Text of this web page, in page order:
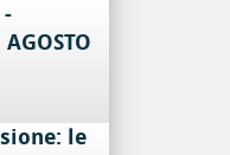
-
le